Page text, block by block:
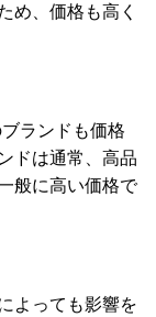
め、価格も高く
ランドも価格
ドは通常、高品
般に高い価格で
よっても影響を